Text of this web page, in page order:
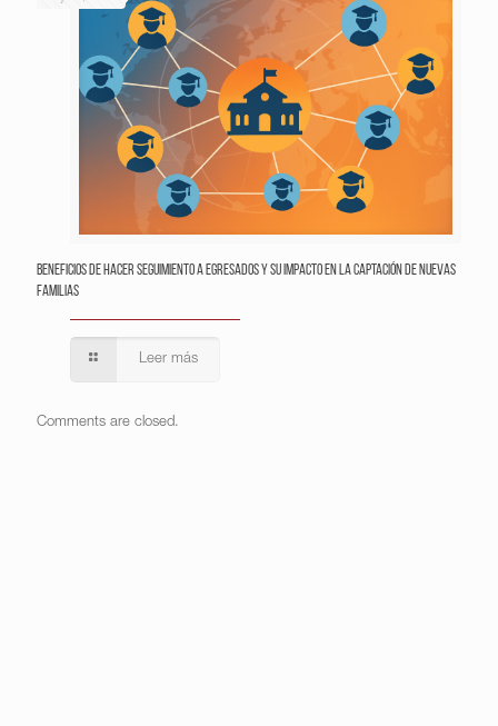
Beneficios de hacer seguimiento a egresados y su impacto en la captación de nuevas
familias
Leer más
Comments are closed.